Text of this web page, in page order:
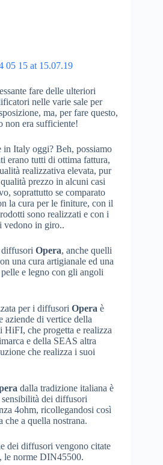
fare delle ulteriori
nelle varie sale per
ma, per fare questo,
non era sufficiente!
in Italy oggi? Beh, possiamo
erano tutti di ottima fattura,
realizzativa elevata, pur
prezzo in alcuni casi
soprattutto se comparato
la cura per le finiture, con il
sono realizzati e con i
vedono in giro..
Opera, anche quelli
una cura artigianale ed una
e legno con gli angoli
per i diffusori Opera è
aziende di vertice della
che progetta e realizza
e della SEAS altra
che realizza i suoi
dalla tradizione italiana è
dei diffusori
4ohm, ricollegandosi così
che a quella nostrana.
dei diffusori vengono citate
le norme DIN45500.